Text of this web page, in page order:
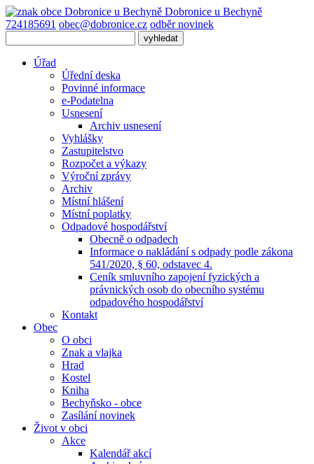
Dobronice u Bechyně
724185691 obec@dobronice.cz odběr novinek
Úřad
Úřední deska
Povinné informace
e-Podatelna
Usnesení
Archiv usnesení
Vyhlášky
Zastupitelstvo
Rozpočet a výkazy
Výroční zprávy
Archiv
Místní hlášení
Místní poplatky
Odpadové hospodářství
Obecně o odpadech
Informace o nakládání s odpady podle zákona
541/2020, § 60, odstavec 4.
Ceník smluvního zapojení fyzických a
právnických osob do obecního systému
odpadového hospodářství
Kontakt
Obec
O obci
Znak a vlajka
Hrad
Kostel
Kniha
Bechyňsko - obce
Zasílání novinek
Život v obci
Akce
Kalendář akcí